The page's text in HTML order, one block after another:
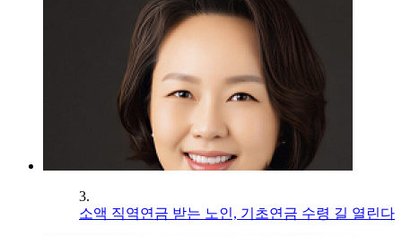
3.
소액 직역연금 받는 노인, 기초연금 수령 길 열린다